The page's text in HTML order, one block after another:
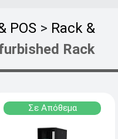
POS > Rack &
Rack
Σε Απόθεμα